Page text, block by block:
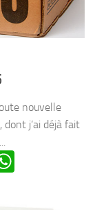
nouvelle
dont j’ai déjà fait